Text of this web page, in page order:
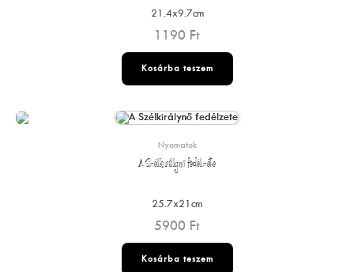
21.4x9.7cm
1190 Ft
Kosárba teszem
Nyomatok
A Szélkirálynő fedélzete
25.7x21cm
5900 Ft
Kosárba teszem